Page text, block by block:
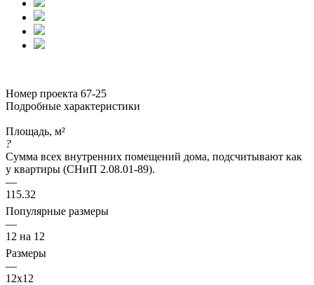
Номер проекта 67-25
Подробные характеристики
Площадь, м²
?
Сумма всех внутренних помещений дома, подсчитывают как
у квартиры (СНиП 2.08.01-89).
—
115.32
Популярные размеры
—
12 на 12
Размеры
—
12x12